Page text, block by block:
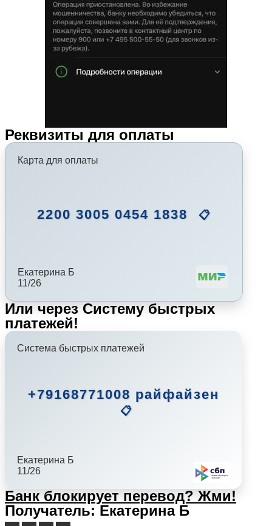
Реквизиты для оплаты
Карта для оплаты
2200 3005 0454 1838 📋
Екатерина Б
11/26
Или через Систему быстрых
платежей!
Система быстрых платежей
+79168771008 райфайзен
📋
Екатерина Б
11/26
Банк блокирует перевод? Жми!
Получатель: Екатерина Б